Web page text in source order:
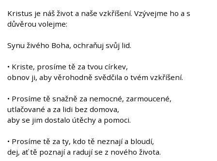
Kristus je náš život a naše vzkříšení. Vzývejme ho a s
důvěrou volejme:
Synu živého Boha, ochraňuj svůj lid.
• Kriste, prosíme tě za tvou církev,
obnov ji, aby věrohodně svědčila o tvém vzkříšení.
• Prosíme tě snažně za nemocné, zarmoucené,
utlačované a za lidi bez domova,
aby se jim dostalo útěchy a pomoci.
• Prosíme tě za ty, kdo tě neznají a bloudí,
dej, ať tě poznají a radují se z nového života.